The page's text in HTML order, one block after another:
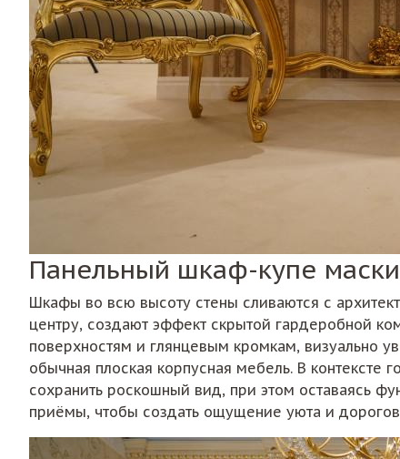
Панельный шкаф-купе
Шкафы во всю высоту стены сливаются с
центру, создают эффект скрытой гардеробной
поверхностям и глянцевым кромкам, визуально
обычная плоская корпусная мебель. В
сохранить роскошный вид, при этом оставаясь
приёмы, чтобы создать ощущение уюта и